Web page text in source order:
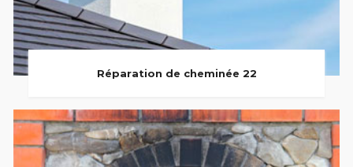
Réparation de cheminée 22